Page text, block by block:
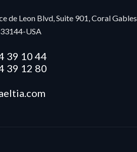
de Leon Blvd, Suite 901, Coral Gables,
USA
39 10 44
39 12 80